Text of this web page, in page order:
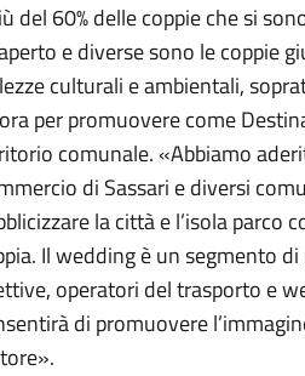
del 60% delle coppie che si
e diverse sono le coppie
culturali e ambientali,
per promuovere come
comunale. «Abbiamo
di Sassari e diversi
la città e l’isola
Il wedding è un segmento
operatori del trasporto e
di promuovere